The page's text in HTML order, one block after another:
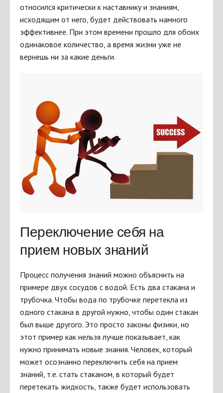
относился критически к наставнику и знаниям,
исходящим от него, будет действовать намного
эффективнее. При этом времени прошло для обоих
одинаковое количество, а время жизни уже не
вернешь ни за какие деньги.
Переключение себя на
прием новых знаний
Процесс получения знаний можно объяснить на
примере двух сосудов с водой. Есть два стакана и
трубочка. Чтобы вода по трубочке перетекла из
одного стакана в другой нужно, чтобы один стакан
был выше другого. Это просто законы физики, но
этот пример как нельзя лучше показывает, как
нужно принимать новые знания. Человек, который
может осознанно переключить себя на прием
знаний, т.е. стать стаканом, в который будет
перетекать жидкость, также будет использовать